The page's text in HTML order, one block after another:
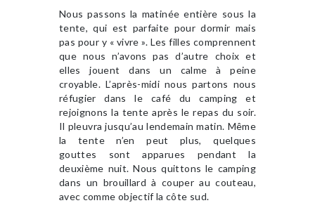
Nous passons la matinée entière sous la
tente, qui est parfaite pour dormir mais
pas pour y « vivre ». Les filles comprennent
que nous n’avons pas d’autre choix et
elles jouent dans un calme à peine
croyable. L’après-midi nous partons nous
réfugier dans le café du camping et
rejoignons la tente après le repas du soir.
Il pleuvra jusqu’au lendemain matin. Même
la tente n’en peut plus, quelques
gouttes sont apparues pendant la
deuxième nuit. Nous quittons le camping
dans un brouillard à couper au couteau,
avec comme objectif la côte sud.